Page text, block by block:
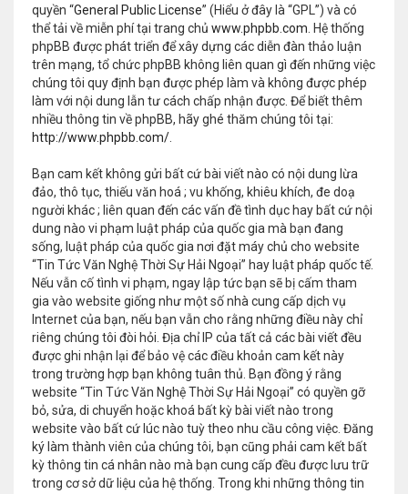
quyền “General Public License” (Hiểu ở đây là “GPL”) và có
thể tải về miễn phí tại trang chủ www.phpbb.com . Hệ thống
phpBB được phát triển để xây dựng các diễn đàn thảo luận
trên mạng, tổ chức phpBB không liên quan gì đến những việc
chúng tôi quy định bạn được phép làm và không được phép
làm với nội dung lẫn tư cách chấp nhận được. Để biết thêm
nhiều thông tin về phpBB, hãy ghé thăm chúng tôi tại:
http://www.phpbb.com/
Bạn cam kết không gửi bất cứ bài viết nào có nội dung lừa
đảo, thô tục, thiếu văn hoá ; vu khống, khiêu khích, đe doạ
người khác ; liên quan đến các vấn đề tình dục hay bất cứ nội
dung nào vi phạm luật pháp của quốc gia mà bạn đang
sống, luật pháp của quốc gia nơi đặt máy chủ cho website
“Tin Tức Văn Nghệ Thời Sự Hải Ngoại” hay luật pháp quốc tế.
Nếu vẫn cố tình vi phạm, ngay lập tức bạn sẽ bị cấm tham
gia vào website giống như một số nhà cung cấp dịch vụ
Internet của bạn, nếu bạn vẫn cho rằng những điều này chỉ
riêng chúng tôi đòi hỏi. Địa chỉ IP của tất cả các bài viết đều
được ghi nhận lại để bảo vệ các điều khoản cam kết này
trong trường hợp bạn không tuân thủ. Bạn đồng ý rằng
website “Tin Tức Văn Nghệ Thời Sự Hải Ngoại” có quyền gỡ
bỏ, sửa, di chuyển hoặc khoá bất kỳ bài viết nào trong
website vào bất cứ lúc nào tuỳ theo nhu cầu công việc. Đăng
ký làm thành viên của chúng tôi, bạn cũng phải cam kết bất
kỳ thông tin cá nhân nào mà bạn cung cấp đều được lưu trữ
trong cơ sở dữ liệu của hệ thống. Trong khi những thông tin